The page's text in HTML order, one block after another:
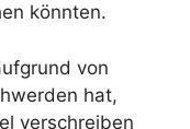
könnten.
von
hat,
verschreiben